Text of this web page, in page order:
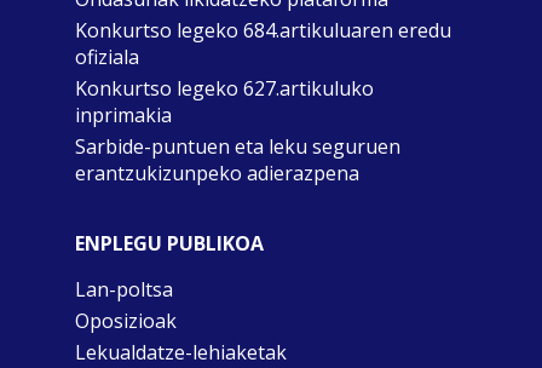
Konkurtso legeko 684.artikuluaren eredu
ofiziala
Konkurtso legeko 627.artikuluko
inprimakia
Sarbide-puntuen eta leku seguruen
erantzukizunpeko adierazpena
ENPLEGU PUBLIKOA
Lan-poltsa
Oposizioak
Lekualdatze-lehiaketak